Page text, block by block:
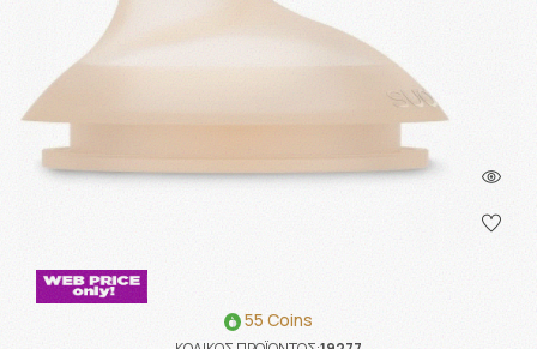
55 Coins